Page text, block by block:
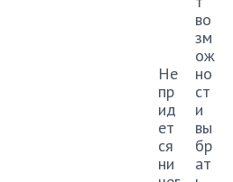
Не
пр
ид
ет
ся
ни
во
зм
ож
но
ст
и
вы
бр
ат